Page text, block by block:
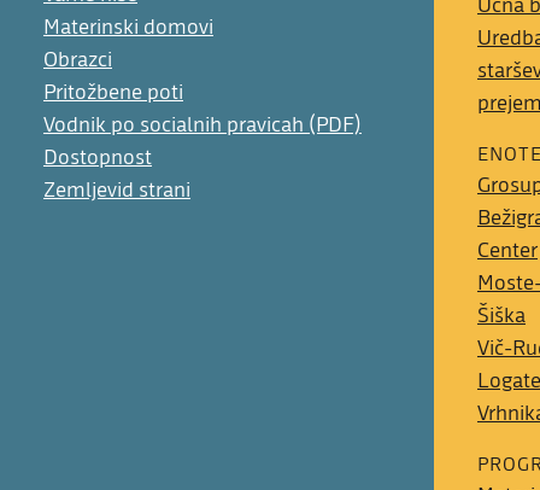
Materinski domovi
Obrazci
Pritožbene poti
Vodnik po socialnih pravicah (PDF)
Dostopnost
Zemljevid strani
Učna
Center
Šiška
Vič-